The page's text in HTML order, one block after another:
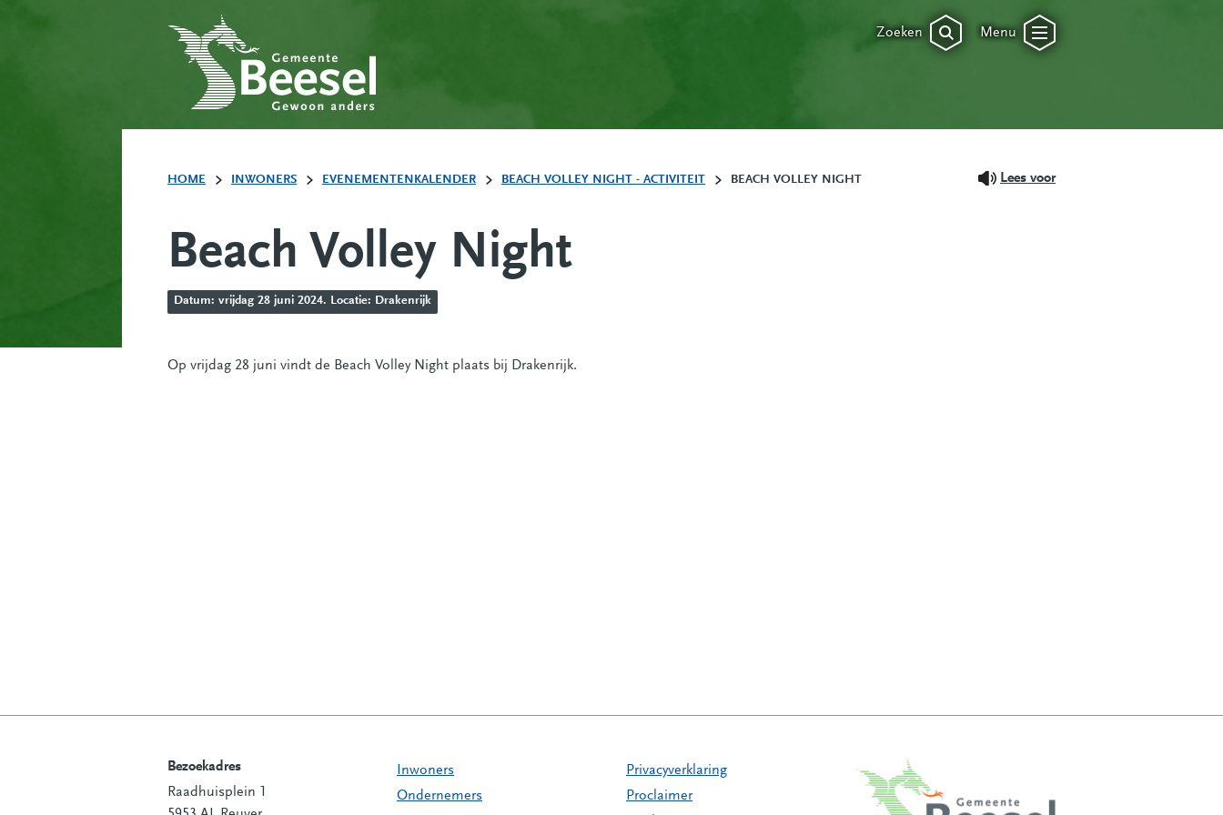
Zoeken Menu
HOME INWONERS EVENEMENTENKALENDER BEACH VOLLEY NIGHT - ACTIVITEIT BEACH VOLLEY NIGHT Lees voor
Beach Volley Night
Datum: vrijdag 28 juni 2024. Locatie: Drakenrijk
Op vrijdag 28 juni vindt de Beach Volley Night plaats bij Drakenrijk.
Contactinformatie
Bezoekadres
Raadhuisplein 1
Inwoners
Ondernemers
Privacyverklaring
Proclaimer